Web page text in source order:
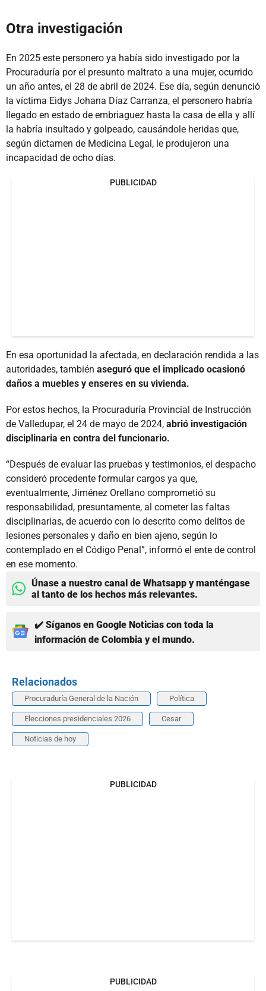
Otra investigación
En 2025 este personero ya había sido investigado por la
Procuraduría por el presunto maltrato a una mujer, ocurrido
un año antes, el 28 de abril de 2024. Ese día, según denunció
la víctima Eidys Johana Díaz Carranza, el personero habría
llegado en estado de embriaguez hasta la casa de ella y allí
la habría insultado y golpeado, causándole heridas que,
según dictamen de Medicina Legal, le produjeron una
incapacidad de ocho días.
PUBLICIDAD
En esa oportunidad la afectada, en declaración rendida a las
autoridades, también aseguró que el implicado ocasionó
daños a muebles y enseres en su vivienda.
Por estos hechos, la Procuraduría Provincial de Instrucción
de Valledupar, el 24 de mayo de 2024, abrió investigación
disciplinaria en contra del funcionario.
“Después de evaluar las pruebas y testimonios, el despacho
consideró procedente formular cargos ya que,
eventualmente, Jiménez Orellano comprometió su
responsabilidad, presuntamente, al cometer las faltas
disciplinarias, de acuerdo con lo descrito como delitos de
lesiones personales y daño en bien ajeno, según lo
contemplado en el Código Penal”, informó el ente de control
en ese momento.
Únase a nuestro canal de Whatsapp y manténgase
al tanto de los hechos más relevantes.
✔️ Síganos en Google Noticias con toda la
información de Colombia y el mundo.
Relacionados
Procuraduría General de la Nación Política
Elecciones presidenciales 2026 Cesar
Noticias de hoy
PUBLICIDAD
PUBLICIDAD